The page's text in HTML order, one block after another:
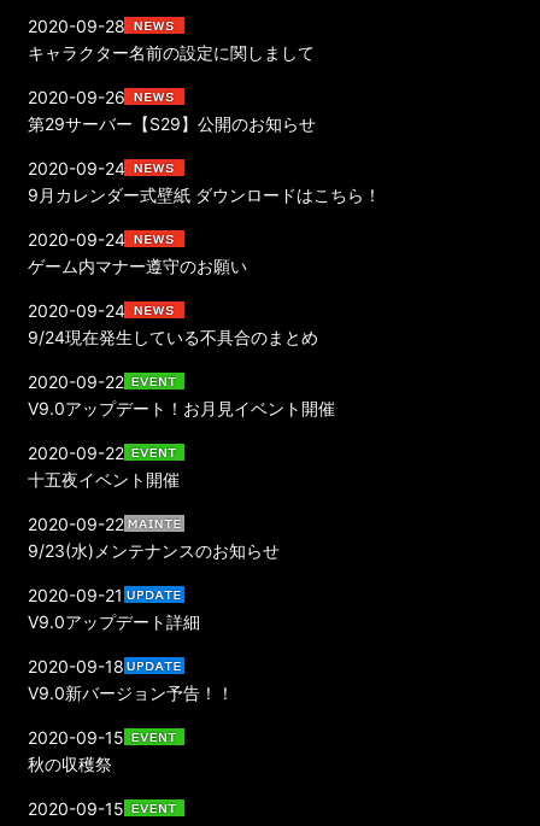
キャラクター名前の設定に関しまして
2020-09-28
第29サーバー【S29】公開のお知らせ
2020-09-26
9月カレンダー式壁紙 ダウンロードはこちら！
2020-09-24
ゲーム内マナー遵守のお願い
2020-09-24
9/24現在発生している不具合のまとめ
2020-09-24
V9.0アップデート！お月見イベント開催
2020-09-22
十五夜イベント開催
2020-09-22
9/23(水)メンテナンスのお知らせ
2020-09-22
V9.0アップデート詳細
2020-09-21
V9.0新バージョン予告！！
2020-09-18
秋の収穫祭
2020-09-15
2020-09-15